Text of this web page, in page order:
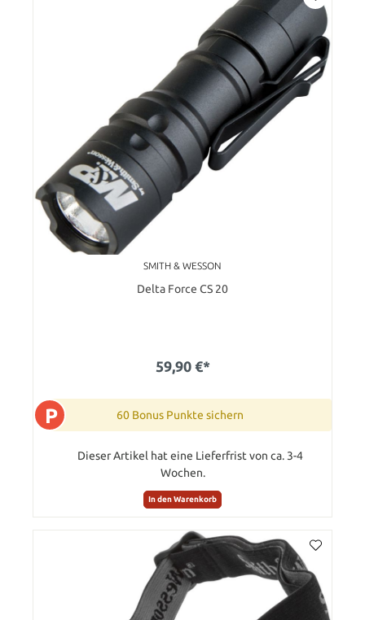
SMITH & WESSON
Delta Force CS 20
59,90 €*
P 60 Bonus Punkte sichern
Dieser Artikel hat eine Lieferfrist von ca. 3-4
Wochen.
In den Warenkorb